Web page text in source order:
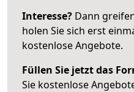
Interesse? Dann
holen Sie sich erst
kostenlose Angebote.
Füllen Sie jetzt das
Sie kostenlose